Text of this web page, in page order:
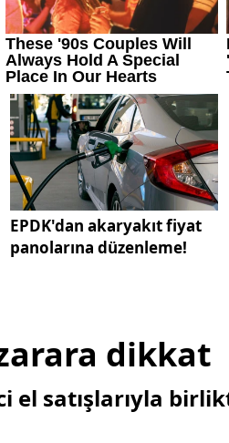
EPDK'dan akaryakıt fiyat
panolarına düzenleme!
dikkat
el satışlarıyla